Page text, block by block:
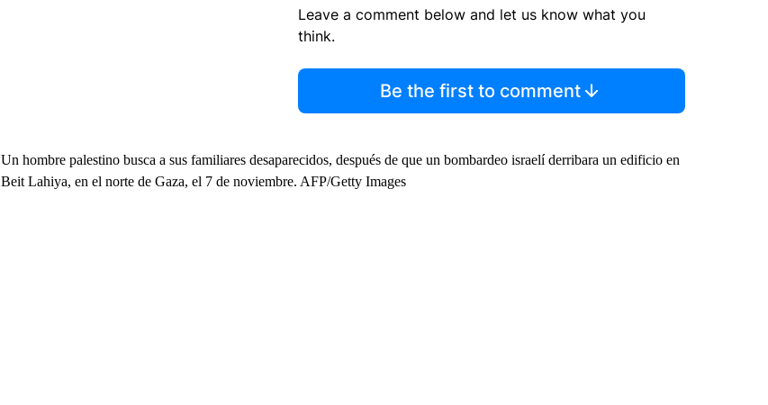
Leave a comment below and let us know what you
think.
Be the first to comment
Un hombre palestino busca a sus familiares desaparecidos, después de que un bombardeo israelí derribara un edificio en
Beit Lahiya, en el norte de Gaza, el 7 de noviembre. AFP/Getty Images